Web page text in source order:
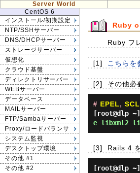
Server World
CentOS 6
インストール/初期設定
NTP/SSHサーバー
DNS/DHCPサーバー
ストレージサーバー
仮想化
クラウド基盤
ディレクトリサーバー
WEBサーバー
データベース
MAILサーバー
FTP/Sambaサーバー
Proxy/ロードバランサ
システム監視
デスクトップ環境
その他 #1
その他 #2
Ruby
Ruby フ
[1] こちら
[2] その他必
# EPEL,
[root@dlp
e libxml2
[3] Rails 4
[root@dlp